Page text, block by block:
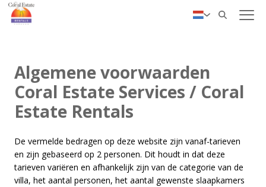
✓ Persoonlijke service
Algemene voorwaarden
Coral Estate Services / Coral
Estate Rentals
De vermelde bedragen op deze website zijn vanaf-tarieven
en zijn gebaseerd op 2 personen. Dit houdt in dat deze
tarieven variëren en afhankelijk zijn van de categorie van de
villa, het aantal personen, het aantal gewenste slaapkamers